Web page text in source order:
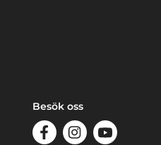
Besök oss